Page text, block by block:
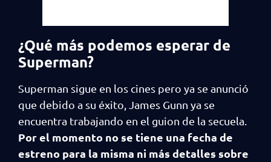
¿Qué más podemos esperar de
Superman?
Superman sigue en los cines pero ya se anunció
que debido a su éxito, James Gunn ya se
encuentra trabajando en el guion de la secuela.
Por el momento no se tiene una fecha de
estreno para la misma ni más detalles sobre